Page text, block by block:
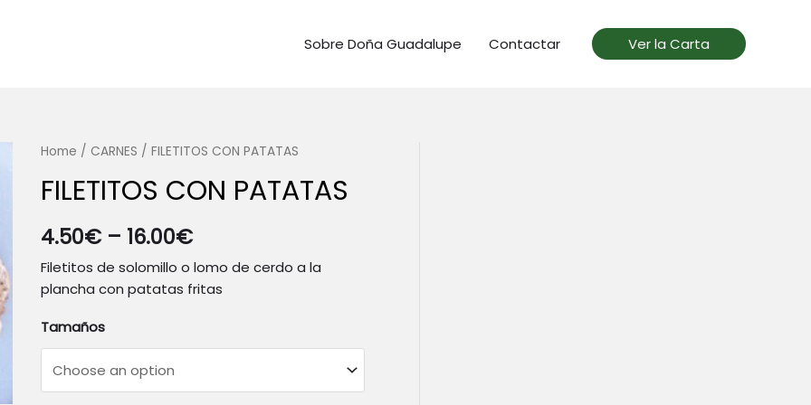
Sobre Doña Guadalupe Contactar Ver la Carta
Home / CARNES / FILETITOS CON PATATAS
FILETITOS CON PATATAS
4.50€– 16.00€
Filetitos de solomillo o lomo de cerdo a la
plancha con patatas fritas
Tamaños